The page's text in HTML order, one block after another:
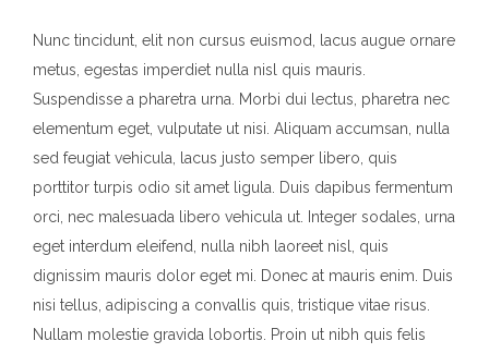
Nunc tincidunt, elit non cursus euismod, lacus augue ornare
metus, egestas imperdiet nulla nisl quis mauris.
Suspendisse a pharetra urna. Morbi dui lectus, pharetra nec
elementum eget, vulputate ut nisi. Aliquam accumsan, nulla
sed feugiat vehicula, lacus justo semper libero, quis
porttitor turpis odio sit amet ligula. Duis dapibus fermentum
orci, nec malesuada libero vehicula ut. Integer sodales, urna
eget interdum eleifend, nulla nibh laoreet nisl, quis
dignissim mauris dolor eget mi. Donec at mauris enim. Duis
nisi tellus, adipiscing a convallis quis, tristique vitae risus.
Nullam molestie gravida lobortis. Proin ut nibh quis felis